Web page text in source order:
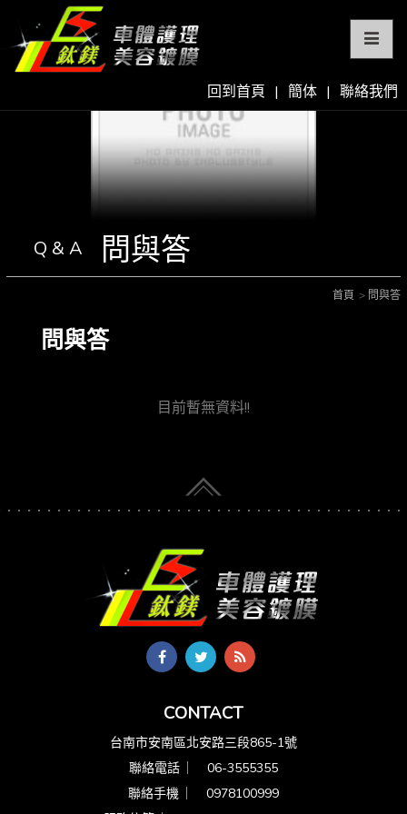
回到首頁 | 簡体 | 聯絡我們
Q & A 問與答
首頁 問與答
問與答
目前暫無資料!!
CONTACT
台南市安南區北安路三段865-1號
聯絡電話 ︳ 06-3555355
聯絡手機 ︳ 0978100999